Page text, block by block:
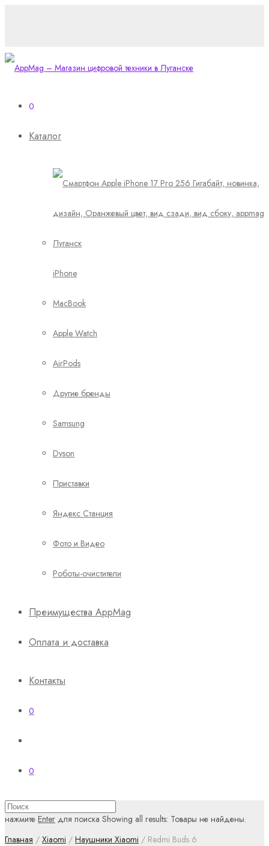
0
Каталог
iPhone
MacBook
Apple Watch
AirPods
Другие бренды
Samsung
Dyson
Приставки
Яндекс Станция
Фото и Видео
Роботы-очистители
Преимущества AppMag
Оплата и доставка
Контакты
0
0
нажмите Enter для поиска Showing all results: Товары не найдены.
Главная / Xiaomi / Наушники Xiaomi / Redmi Buds 6